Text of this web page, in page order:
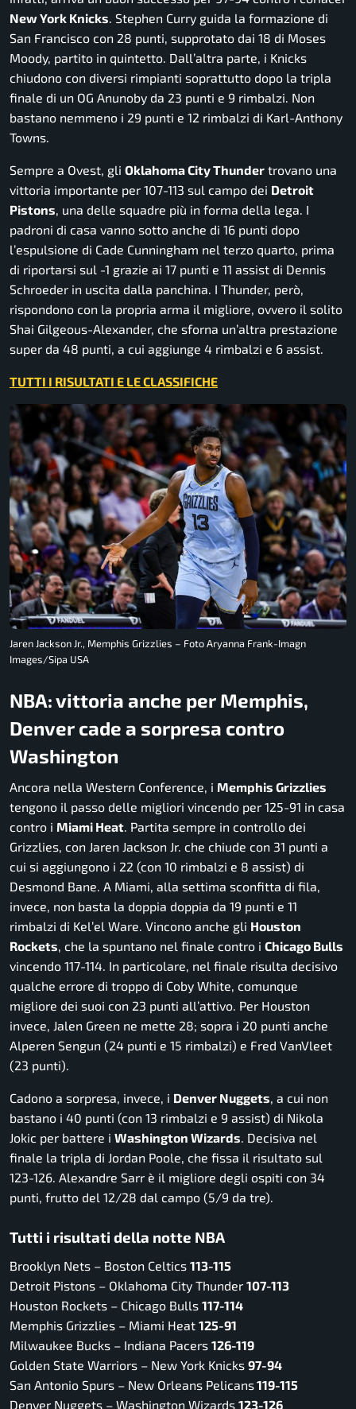
New York Knicks. Stephen Curry guida la formazione di
San Francisco con 28 punti, supprotato dai 18 di Moses
Moody, partito in quintetto. Dall’altra parte, i Knicks
chiudono con diversi rimpianti soprattutto dopo la tripla
finale di un OG Anunoby da 23 punti e 9 rimbalzi. Non
bastano nemmeno i 29 punti e 12 rimbalzi di Karl-Anthony
Towns.
Sempre a Ovest, gli Oklahoma City Thunder trovano una
vittoria importante per 107-113 sul campo dei Detroit
Pistons, una delle squadre più in forma della lega. I
padroni di casa vanno sotto anche di 16 punti dopo
l’espulsione di Cade Cunningham nel terzo quarto, prima
di riportarsi sul -1 grazie ai 17 punti e 11 assist di Dennis
Schroeder in uscita dalla panchina. I Thunder, però,
rispondono con la propria arma il migliore, ovvero il solito
Shai Gilgeous-Alexander, che sforna un’altra prestazione
super da 48 punti, a cui aggiunge 4 rimbalzi e 6 assist.
TUTTI I RISULTATI E LE CLASSIFICHE
Jaren Jackson Jr., Memphis Grizzlies – Foto Aryanna Frank-Imagn
Images/Sipa USA
NBA: vittoria anche per Memphis,
Denver cade a sorpresa contro
Washington
Ancora nella Western Conference, i Memphis Grizzlies
tengono il passo delle migliori vincendo per 125-91 in casa
contro i Miami Heat. Partita sempre in controllo dei
Grizzlies, con Jaren Jackson Jr. che chiude con 31 punti a
cui si aggiungono i 22 (con 10 rimbalzi e 8 assist) di
Desmond Bane. A Miami, alla settima sconfitta di fila,
invece, non basta la doppia doppia da 19 punti e 11
rimbalzi di Kel’el Ware. Vincono anche gli Houston
Rockets, che la spuntano nel finale contro i Chicago Bulls
vincendo 117-114. In particolare, nel finale risulta decisivo
qualche errore di troppo di Coby White, comunque
migliore dei suoi con 23 punti all’attivo. Per Houston
invece, Jalen Green ne mette 28; sopra i 20 punti anche
Alperen Sengun (24 punti e 15 rimbalzi) e Fred VanVleet
(23 punti).
Cadono a sorpresa, invece, i Denver Nuggets, a cui non
bastano i 40 punti (con 13 rimbalzi e 9 assist) di Nikola
Jokic per battere i Washington Wizards. Decisiva nel
finale la tripla di Jordan Poole, che fissa il risultato sul
123-126. Alexandre Sarr è il migliore degli ospiti con 34
punti, frutto del 12/28 dal campo (5/9 da tre).
Tutti i risultati della notte NBA
Brooklyn Nets – Boston Celtics 113-115
Detroit Pistons – Oklahoma City Thunder 107-113
Houston Rockets – Chicago Bulls 117-114
Memphis Grizzlies – Miami Heat 125-91
Milwaukee Bucks – Indiana Pacers 126-119
Golden State Warriors – New York Knicks 97-94
San Antonio Spurs – New Orleans Pelicans119-115
Denver Nuggets – Washington Wizards 123-126